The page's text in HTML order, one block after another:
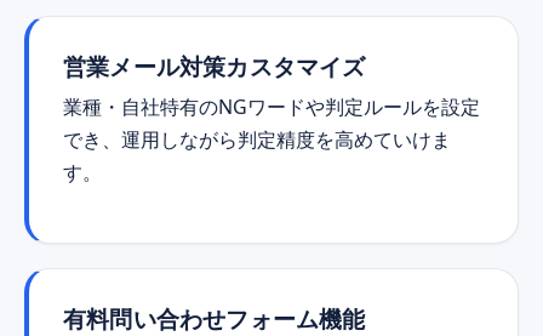
営業メール対策カスタマイズ
業種・自社特有のNGワードや判定ルールを設定
でき、運用しながら判定精度を高めていけま
す。
有料問い合わせフォーム機能